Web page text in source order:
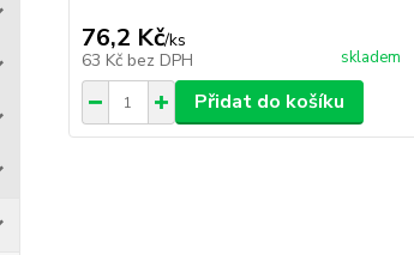
76,2 Kč/ks
63 Kč bez DPH skladem
Přidat do košíku